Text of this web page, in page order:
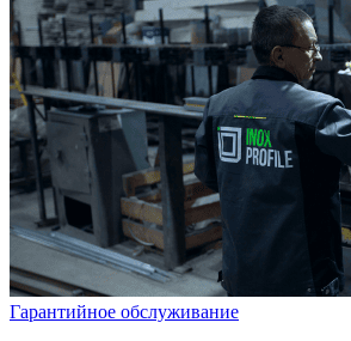
Гарантийное обслуживание